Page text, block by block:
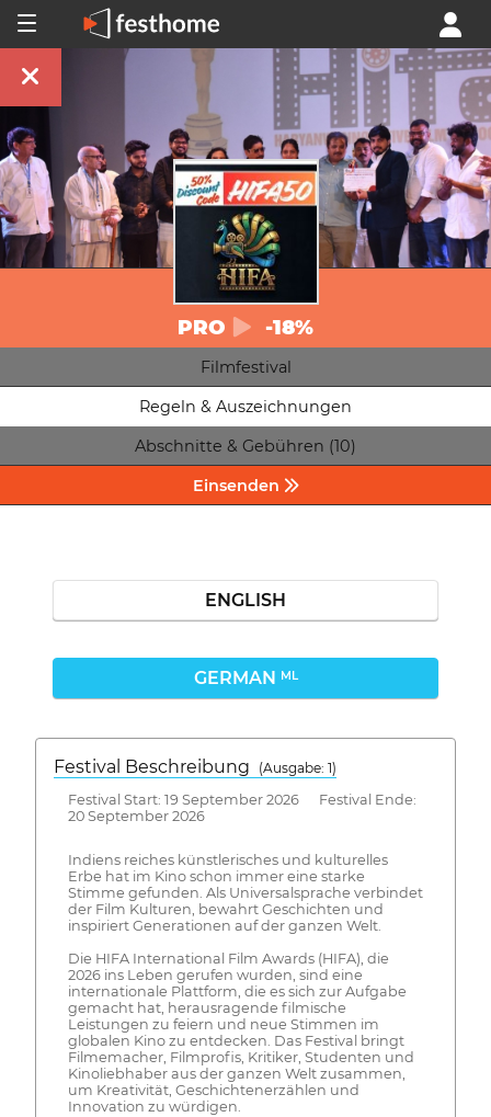
PRO -18%
Filmfestival
Regeln & Auszeichnungen
Abschnitte & Gebühren (10)
Einsenden
ENGLISH
GERMAN ML
Festival Beschreibung
(Ausgabe: 1)
Festival Start: 19 September 2026 Festival Ende:
20 September 2026
Indiens reiches künstlerisches und kulturelles
Erbe hat im Kino schon immer eine starke
Stimme gefunden. Als Universalsprache verbindet
der Film Kulturen, bewahrt Geschichten und
inspiriert Generationen auf der ganzen Welt.
Die HIFA International Film Awards (HIFA), die
2026 ins Leben gerufen wurden, sind eine
internationale Plattform, die es sich zur Aufgabe
gemacht hat, herausragende filmische
Leistungen zu feiern und neue Stimmen im
globalen Kino zu entdecken. Das Festival bringt
Filmemacher, Filmprofis, Kritiker, Studenten und
Kinoliebhaber aus der ganzen Welt zusammen,
um Kreativität, Geschichtenerzählen und
Innovation zu würdigen.